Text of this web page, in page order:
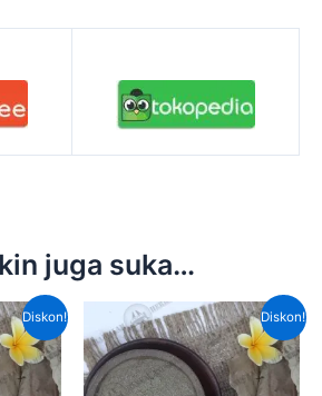
juga suka…
Diskon!
Harga
saat
ini
adalah:
Rp90,000.00.
Diskon!
Harga
aslinya
adalah:
Rp160,000.00.
saat
ini